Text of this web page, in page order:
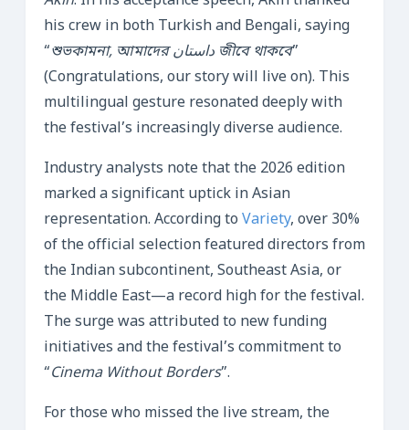
his crew in both Turkish and Bengali, saying
“
শুভকামনা, আমাদের داستان জীবে থাকবে”
(Congratulations, our story will live on). This
multilingual gesture resonated deeply with
the festival’s increasingly diverse audience.
Industry analysts note that the 2026 edition
marked a significant uptick in Asian
representation. According to Variety, over 30%
of the official selection featured directors from
the Indian subcontinent, Southeast Asia, or
the Middle East—a record high for the festival.
The surge was attributed to new funding
initiatives and the festival’s commitment to
“Cinema Without Borders”.
For those who missed the live stream, the